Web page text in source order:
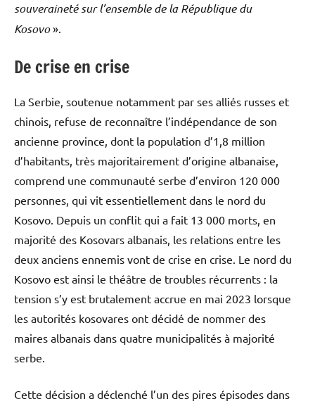
souveraineté sur l’ensemble de la République du
Kosovo».
De crise en crise
La Serbie, soutenue notamment par ses alliés russes et
chinois, refuse de reconnaître l’indépendance de son
ancienne province, dont la population d’1,8 million
d’habitants, très majoritairement d’origine albanaise,
comprend une communauté serbe d’environ 120 000
personnes, qui vit essentiellement dans le nord du
Kosovo. Depuis un conflit qui a fait 13 000 morts, en
majorité des Kosovars albanais, les relations entre les
deux anciens ennemis vont de crise en crise. Le nord du
Kosovo est ainsi le théâtre de troubles récurrents : la
tension s’y est brutalement accrue en mai 2023 lorsque
les autorités kosovares ont décidé de nommer des
maires albanais dans quatre municipalités à majorité
serbe.
Cette décision a déclenché l’un des pires épisodes dans